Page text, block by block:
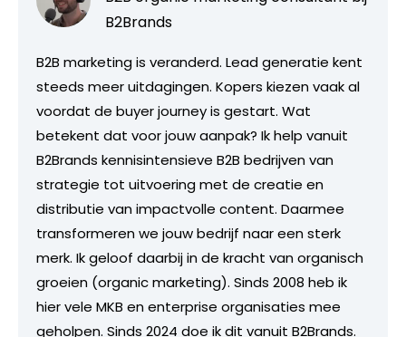
B2Brands
B2B marketing is veranderd. Lead generatie kent
steeds meer uitdagingen. Kopers kiezen vaak al
voordat de buyer journey is gestart. Wat
betekent dat voor jouw aanpak? Ik help vanuit
B2Brands kennisintensieve B2B bedrijven van
strategie tot uitvoering met de creatie en
distributie van impactvolle content. Daarmee
transformeren we jouw bedrijf naar een sterk
merk. Ik geloof daarbij in de kracht van organisch
groeien (organic marketing). Sinds 2008 heb ik
hier vele MKB en enterprise organisaties mee
geholpen. Sinds 2024 doe ik dit vanuit B2Brands.